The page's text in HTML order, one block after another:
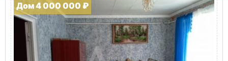
Дом 4 000 000 ₽